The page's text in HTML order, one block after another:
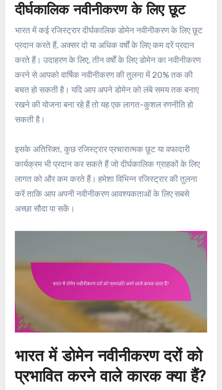
दीर्घकालिक नवीनीकरण के लिए छूट
भारत में कई रजिस्ट्रार दीर्घकालिक डोमेन नवीनीकरण के लिए छूट
प्रदान करते हैं, अक्सर दो या अधिक वर्षों के लिए कम दरें प्रदान
करते हैं। उदाहरण के लिए, तीन वर्षों के लिए डोमेन का नवीनीकरण
करने से आपको वार्षिक नवीनीकरण की तुलना में 20% तक की
बचत हो सकती है। यदि आप अपने डोमेन को लंबे समय तक बनाए
रखने की योजना बना रहे हैं तो यह एक लागत-कुशल रणनीति हो
सकती है।
इसके अतिरिक्त, कुछ रजिस्ट्रार प्रचारात्मक छूट या वफादारी
कार्यक्रम भी प्रदान कर सकते हैं जो दीर्घकालिक ग्राहकों के लिए
लागत को और कम करते हैं। हमेशा विभिन्न रजिस्ट्रार की तुलना
करें ताकि आप अपनी नवीनीकरण आवश्यकताओं के लिए सबसे
अच्छा सौदा पा सकें।
भारत में डोमेन नवीनीकरण दरों को
प्रभावित करने वाले कारक क्या हैं?